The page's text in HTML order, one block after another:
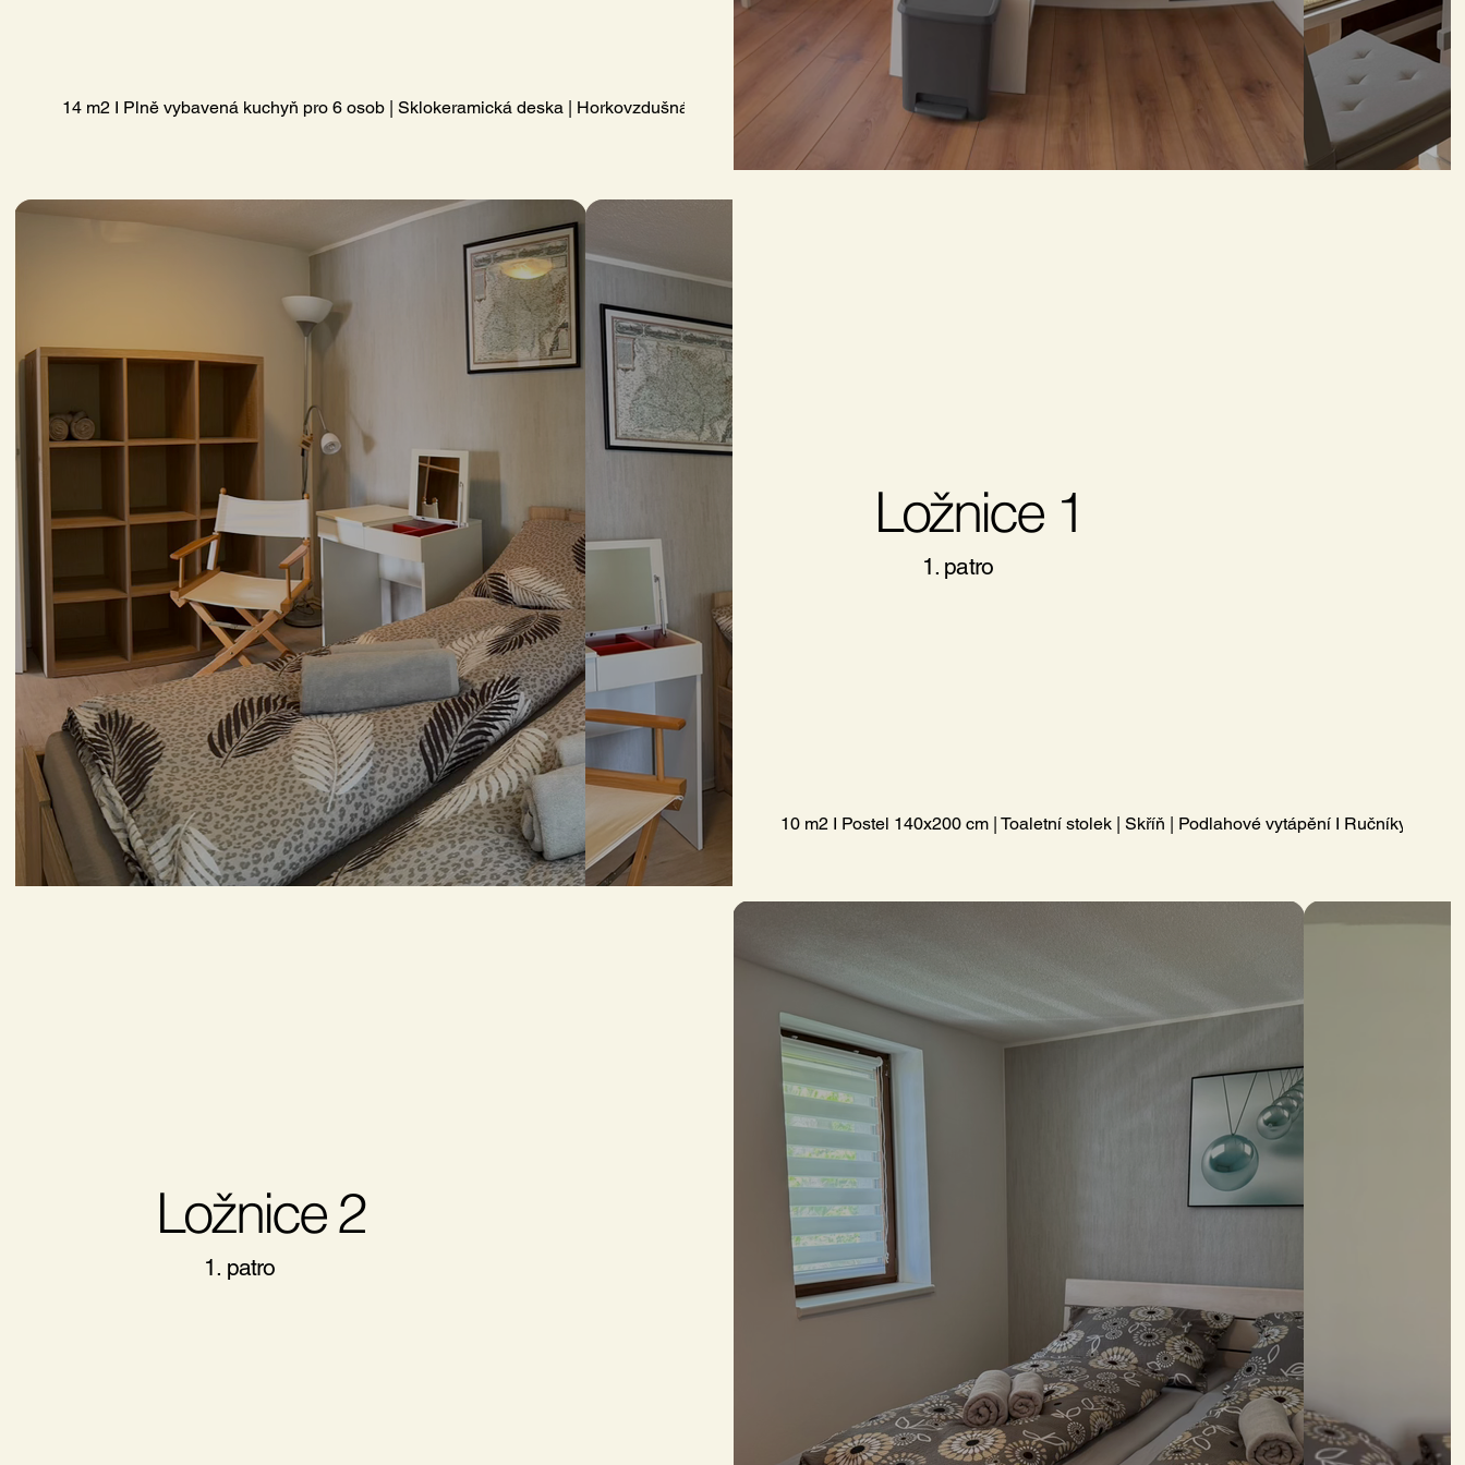
14 m2 I Plně vybavená kuchyň pro 6 osob | Sklokeramická deska | Horkovzdušná trouba | Mikrovlnná trouba | Lednice | Mrazák | Nespresso | Odšťavňovač I Rychlovarná konvice I
Ložnice 1
1. patro
10 m2 I Postel 140x200 cm | Toaletní stolek | Skříň | Podlahové vytápění I Ručníky a
Ložnice 2
1. patro